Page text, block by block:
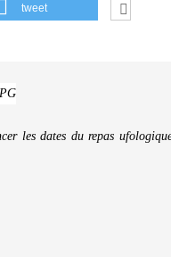
Tours
tweet
les dates du repas